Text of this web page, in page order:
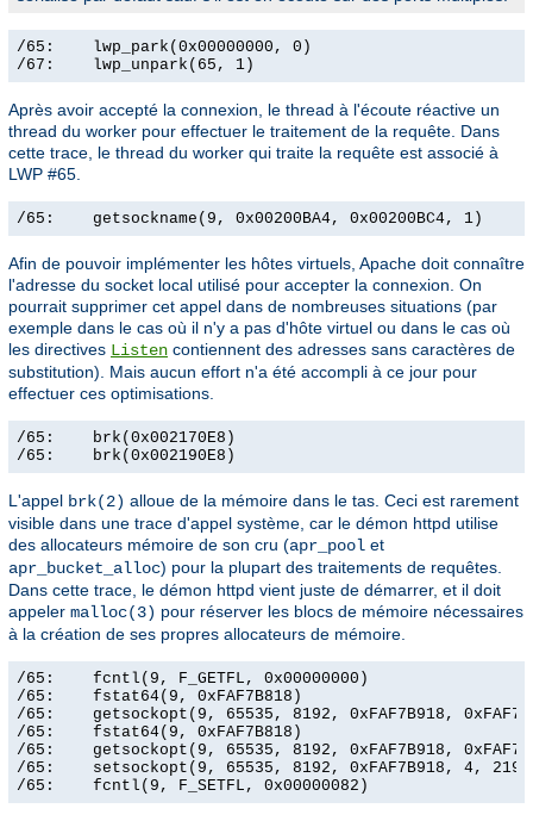
/65:    lwp_park(0x00000000, 0)
/67:    lwp_unpark(65, 1)
Après avoir accepté la connexion, le thread à l'écoute réactive un
thread du worker pour effectuer le traitement de la requête. Dans
cette trace, le thread du worker qui traite la requête est associé à
LWP #65.
/65:    getsockname(9, 0x00200BA4, 0x00200BC4, 1)
Afin de pouvoir implémenter les hôtes virtuels, Apache doit connaître
l'adresse du socket local utilisé pour accepter la connexion. On
pourrait supprimer cet appel dans de nombreuses situations (par
exemple dans le cas où il n'y a pas d'hôte virtuel ou dans le cas où
les directives Listen contiennent des adresses sans caractères de
substitution). Mais aucun effort n'a été accompli à ce jour pour
effectuer ces optimisations.
/65:    brk(0x002170E8)
/65:    brk(0x002190E8)
L'appel brk(2) alloue de la mémoire dans le tas. Ceci est rarement
visible dans une trace d'appel système, car le démon httpd utilise
des allocateurs mémoire de son cru (apr_pool et
apr_bucket_alloc) pour la plupart des traitements de requêtes.
Dans cette trace, le démon httpd vient juste de démarrer, et il doit
appeler malloc(3) pour réserver les blocs de mémoire nécessaires
à la création de ses propres allocateurs de mémoire.
/65:    fcntl(9, F_GETFL, 0x00000000)
/65:    fstat64(9, 0xFAF7B818)
/65:    getsockopt(9, 65535, 8192, 0xFAF7B918,
/65:    fstat64(9, 0xFAF7B818)
/65:    getsockopt(9, 65535, 8192, 0xFAF7B918,
/65:    setsockopt(9, 65535, 8192, 0xFAF7B918, 4,
/65:    fcntl(9, F_SETFL, 0x00000082)